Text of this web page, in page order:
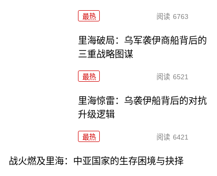
最热 阅读 6763
里海破局：乌军袭伊商船背后的
三重战略图谋
最热 阅读 6521
里海惊雷：乌袭伊船背后的对抗
升级逻辑
最热 阅读 6421
战火燃及里海：中亚国家的生存困境与抉择